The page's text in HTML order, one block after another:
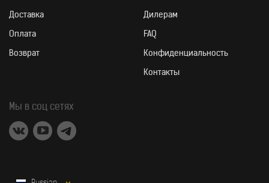
Доставка
Оплата
Возврат
Дилерам
FAQ
Конфиденциальность
Контакты
Мы в соц сетях